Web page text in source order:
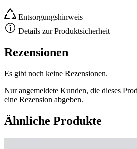
Entsorgungshinweis
Details zur Produktsicherheit
Rezensionen
Es gibt noch keine Rezensionen.
Nur angemeldete Kunden, die dieses
eine Rezension abgeben.
Ähnliche Produkte